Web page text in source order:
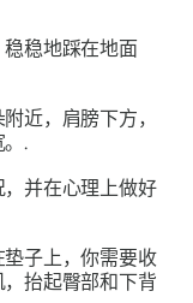
稳地踩在地面
近，肩膀下方，
.
并在心理上做好
子上，你需要收
抬起臀部和下背